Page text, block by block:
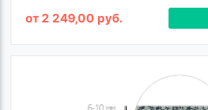
от 2 249,00 руб.